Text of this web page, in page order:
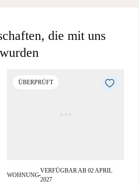
die mit uns
ÜBERPRÜFT
WOHNUNG■
VERFÜGBAR AB 02 APRIL
2027